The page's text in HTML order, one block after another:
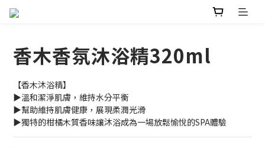
香木香氛沐浴精320ml
【香木沐浴精】
▶溫和潔淨肌膚，維持水分平衡
▶幫助維持肌膚健康，展現柔潤光滑
▶獨特的柑橘木質香味讓沐浴成為一場放鬆愉悅的SPA體驗